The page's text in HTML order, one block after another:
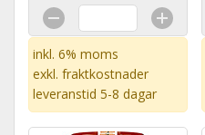
inkl. 6% moms
exkl. fraktkostnader
leveranstid 5-8 dagar